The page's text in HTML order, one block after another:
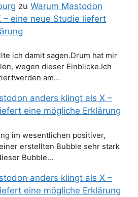
zu Warum Mastodon
– eine neue Studie liefert
ich damit sagen.Drum hat mir
wegen dieser Einblicke.Ich
am…
anders klingt als X –
eine mögliche Erklärung
im wesentlichen positiver,
erstellten Bubble sehr stark
Bubble…
anders klingt als X –
eine mögliche Erklärung